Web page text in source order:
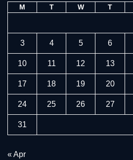
M T W T
3 4 5 6
10 11 12 13
17 18 19 20
24 25 26 27
31
« Apr